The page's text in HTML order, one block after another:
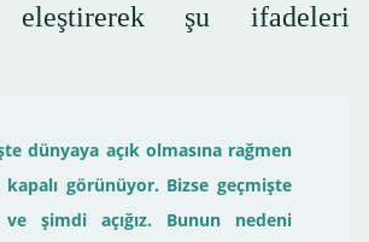
eleştirerek şu ifadeleri
dünyaya açık olmasına rağmen
görünüyor. Bizse geçmişte
ve şimdi açığız. Bunun nedeni